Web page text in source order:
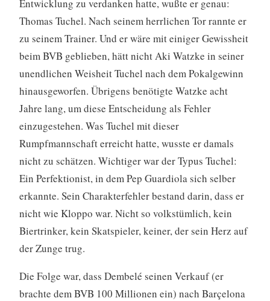
Entwicklung zu verdanken hatte, wußte er genau:
Thomas Tuchel. Nach seinem herrlichen Tor rannte er
zu seinem Trainer. Und er wäre mit einiger Gewissheit
beim BVB geblieben, hätt nicht Aki Watzke in seiner
unendlichen Weisheit Tuchel nach dem Pokalgewinn
hinausgeworfen. Übrigens benötigte Watzke acht
Jahre lang, um diese Entscheidung als Fehler
einzugestehen. Was Tuchel mit dieser
Rumpfmannschaft erreicht hatte, wusste er damals
nicht zu schätzen. Wichtiger war der Typus Tuchel:
Ein Perfektionist, in dem Pep Guardiola sich selber
erkannte. Sein Charakterfehler bestand darin, dass er
nicht wie Kloppo war. Nicht so volkstümlich, kein
Biertrinker, kein Skatspieler, keiner, der sein Herz auf
der Zunge trug.
Die Folge war, dass Dembelé seinen Verkauf (er
brachte dem BVB 100 Millionen ein) nach Barçelona